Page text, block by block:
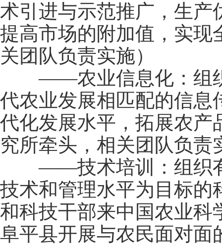
术引进与示范推广，生产
提高市场的附加值，实现
关团队负责实施）
——农业信息化：组织
代农业发展相匹配的信息
代化发展水平，拓展农产
究所牵头，相关团队负责
——技术培训：组织有
技术和管理水平为目标的
和科技干部来中国农业科
阜平县开展与农民面对面